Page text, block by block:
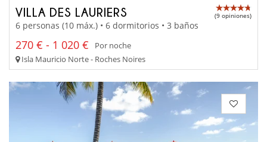
VILLA DES LAURIERS (9 opiniones)
6 personas (10 máx.) • 6 dormitorios • 3 baños
270 € - 1 020 €
Por noche
Isla Mauricio Norte - Roches Noires